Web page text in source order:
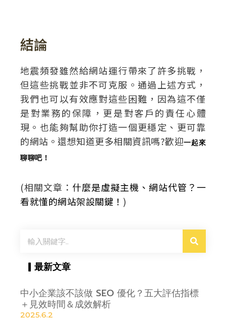
結論
地震頻發雖然給網站運行帶來了許多挑戰，
但這些挑戰並非不可克服。通過上述方式，
我們也可以有效應對這些困難，因為這不僅
是對業務的保障，更是對客戶的責任心體
現。也能夠幫助你打造一個更穩定、更可靠
的網站。還想知道更多相關資訊嗎?歡迎一起來
聊聊吧！
(相關文章： 什麼是虛擬主機、網站代管？一
看就懂的網站架設關鍵！ )
尋
▎最新文章
中小企業該不該做 SEO 優化？五大評估指標
＋見效時間＆成效解析
2025.6.2